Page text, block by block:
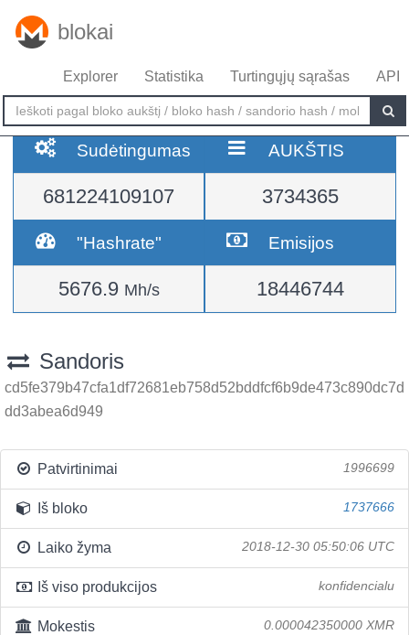
blokai
Explorer Statistika Turtingųjų sąrašas API
Sudėtingumas
681224109107
AUKŠTIS
3734365
"Hashrate"
5676.9 Mh/s
Emisijos
18446744
Sandoris
cd5fe379b47cfa1df72681eb758d52bddfcf6b9de473c890dc7d
dd3abea6d949
Patvirtinimai 1996699
Iš bloko 1737666
Laiko žyma 2018-12-30 05:50:06 UTC
Iš viso produkcijos konfidencialu
Mokestis 0.000042350000 XMR